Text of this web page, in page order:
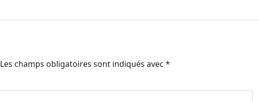
Les champs obligatoires sont indiqués avec *